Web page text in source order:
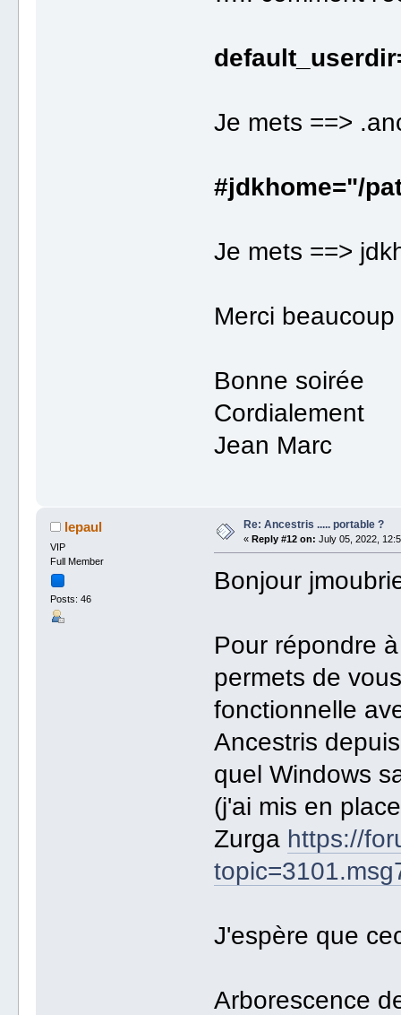
Je mets ==>
#jdkhome="/
Je mets ==>
Merci
Bonne soirée
Cordialement
Jean Marc
lepaul
VIP
Full Member
Posts: 46
Re: Ancestris ..... portable ?
« Reply #12 on: July 05, 2022,
Bonjour
Pour répondre
permets de
fonctionnelle
Ancestris
quel Windows
(j'ai mis en
Zurga https://
J'espère que
Arborescence